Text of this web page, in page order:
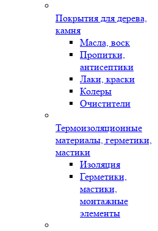
Покрытия для дерева,
камня
Масла, воск
Пропитки,
антисептики
Лаки, краски
Колеры
Очистители
Термоизоляционные
материалы, герметики,
мастики
Изоляция
Герметики,
мастики,
монтажные
элементы